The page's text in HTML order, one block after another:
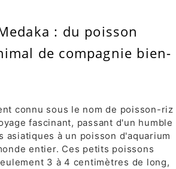
: du poisson
de compagnie bien-
connu sous le nom de poisson-riz
fascinant, passant d'un humble
asiatiques à un poisson d'aquarium
entier. Ces petits poissons
3 à 4 centimètres de long,